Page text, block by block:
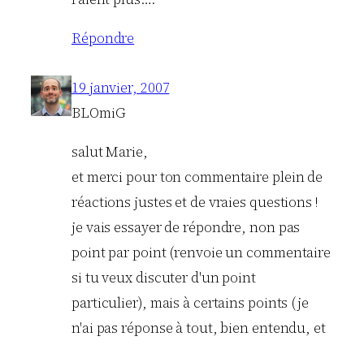
Répondre
19 janvier, 2007
BLOmiG
salut Marie,
et merci pour ton commentaire plein de
réactions justes et de vraies questions !
je vais essayer de répondre, non pas
point par point (renvoie un commentaire
si tu veux discuter d'un point
particulier), mais à certains points (je
n'ai pas réponse à tout, bien entendu, et